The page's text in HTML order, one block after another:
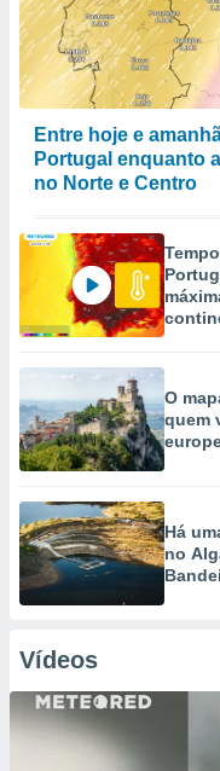
Entre hoje e
Portugal enquanto
no Norte e Centro
O
quem
Há
no
Vídeos